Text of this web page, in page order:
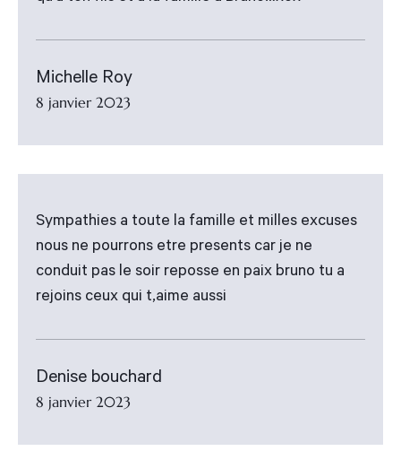
Michelle Roy
8 janvier 2023
Sympathies a toute la famille et milles excuses
nous ne pourrons etre presents car je ne
conduit pas le soir reposse en paix bruno tu a
rejoins ceux qui t,aime aussi
Denise bouchard
8 janvier 2023